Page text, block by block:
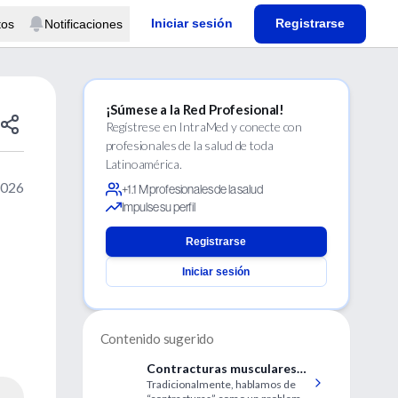
Notificaciones Iniciar sesión Registrarse
¡Súmese a la Red Profesional!
Regístrese en IntraMed y conecte con
profesionales de la salud de toda
Latinoamérica.
+1.1 M profesionales de la salud
Impulse su perfil
Registrarse
Iniciar sesión
Contenido sugerido
Contracturas musculares
en la lumbalgia: ¿qué son y
Tradicionalmente, hablamos de